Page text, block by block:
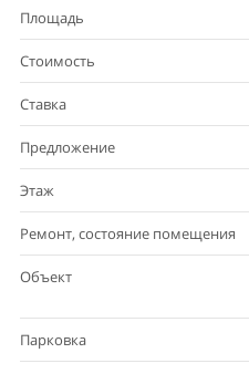
Площадь
Стоимость
Ставка
Предложение
Этаж
Ремонт, состояние помещения
Объект
Парковка